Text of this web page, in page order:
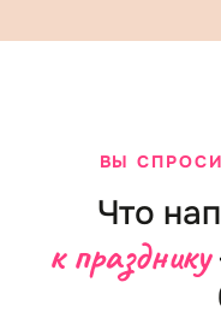
ВЫ
Что
к празднику